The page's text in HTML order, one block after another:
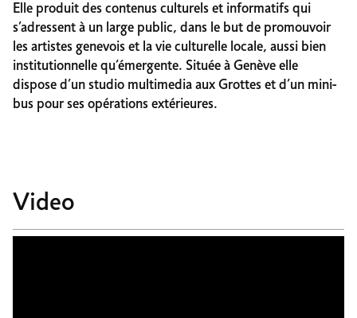
Elle produit des contenus culturels et informatifs qui
s’adressent à un large public, dans le but de promouvoir
les artistes genevois et la vie culturelle locale, aussi bien
institutionnelle qu’émergente. Située à Genève elle
dispose d’un studio multimedia aux Grottes et d’un mini-
bus pour ses opérations extérieures.
Video